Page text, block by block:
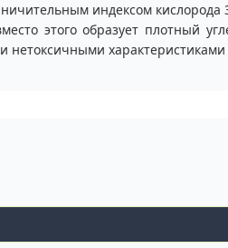
индексом
этого образует плотный
характеристиками